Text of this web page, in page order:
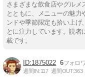
さまざまな飲食店やグルメ
とともに、メニューの魅
ンドや季節限定も拾い上げ
とに注力しています。読
載です。
1875022 6
週間IN:117 週間OUT:363